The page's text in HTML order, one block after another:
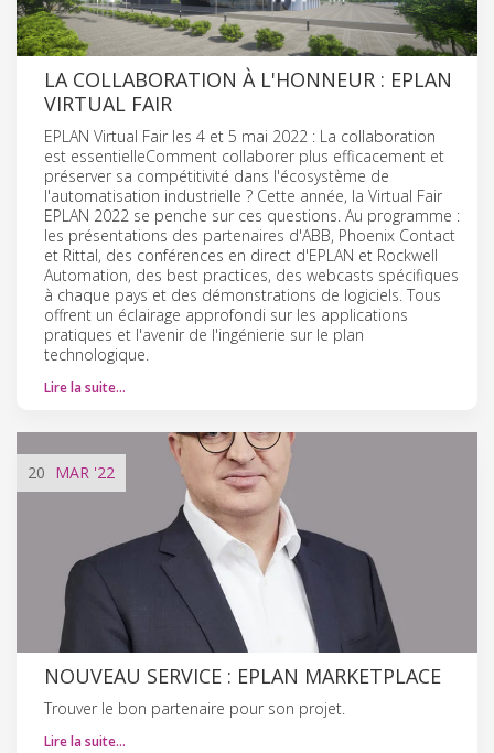
LA COLLABORATION À L'HONNEUR : EPLAN
VIRTUAL FAIR
EPLAN Virtual Fair les 4 et 5 mai 2022 : La collaboration
est essentielleComment collaborer plus efficacement et
préserver sa compétitivité dans l'écosystème de
l'automatisation industrielle ? Cette année, la Virtual Fair
EPLAN 2022 se penche sur ces questions. Au programme :
les présentations des partenaires d'ABB, Phoenix Contact
et Rittal, des conférences en direct d'EPLAN et Rockwell
Automation, des best practices, des webcasts spécifiques
à chaque pays et des démonstrations de logiciels. Tous
offrent un éclairage approfondi sur les applications
pratiques et l'avenir de l'ingénierie sur le plan
technologique.
Lire la suite…
20 MAR '22
NOUVEAU SERVICE : EPLAN MARKETPLACE
Trouver le bon partenaire pour son projet.
Lire la suite…